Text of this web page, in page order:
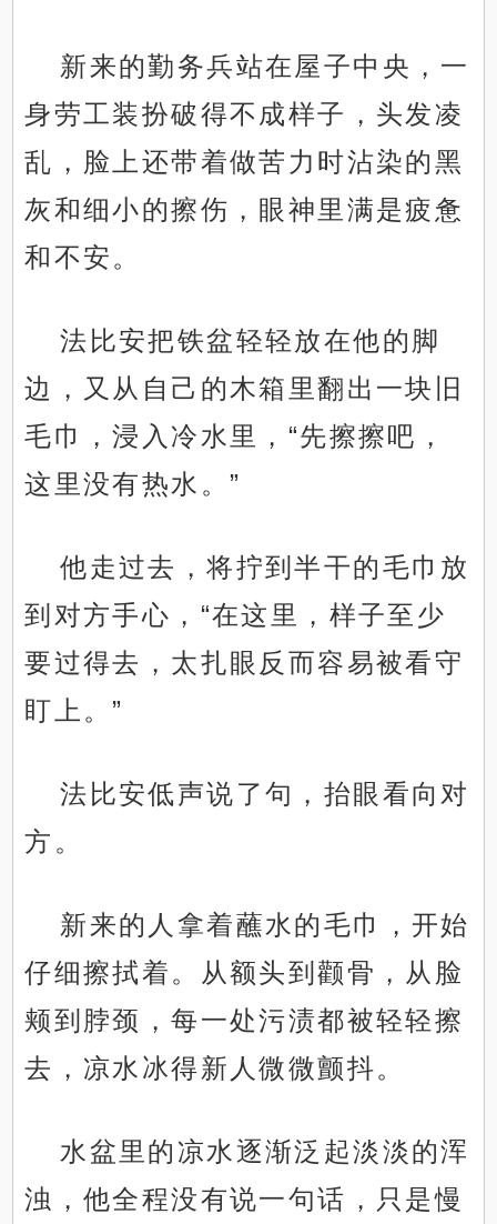
新来的勤务兵站在屋子中央，一
身劳工装扮破得不成样子，头发凌
乱，脸上还带着做苦力时沾染的黑
灰和细小的擦伤，眼神里满是疲惫
和不安。
法比安把铁盆轻轻放在他的脚
边，又从自己的木箱里翻出一块旧
毛巾，浸入冷水里，“先擦擦吧，
这里没有热水。”
他走过去，将拧到半干的毛巾放
到对方手心，“在这里，样子至少
要过得去，太扎眼反而容易被看守
盯上。”
法比安低声说了句，抬眼看向对
方。
新来的人拿着蘸水的毛巾，开始
仔细擦拭着。从额头到颧骨，从脸
颊到脖颈，每一处污渍都被轻轻擦
去，凉水冰得新人微微颤抖。
水盆里的凉水逐渐泛起淡淡的浑
浊，他全程没有说一句话，只是慢